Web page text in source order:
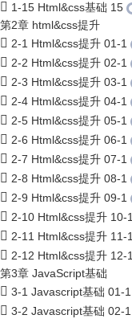
1-15 Html&css基础 15
第2章 html&css提升
2-1 Html&css提升 01-1
2-2 Html&css提升 02-1
2-3 Html&css提升 03-1
2-4 Html&css提升 04-1
2-5 Html&css提升 05-1
2-6 Html&css提升 06-1
2-7 Html&css提升 07-1
2-8 Html&css提升 08-1
2-9 Html&css提升 09-1
2-10 Html&css提升 10-1
2-11 Html&css提升 11-1
2-12 Html&css提升 12-1
第3章 JavaScript基础
3-1 Javascript基础 01-1
3-2 Javascript基础 02-1